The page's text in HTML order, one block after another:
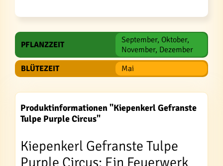
PFLANZZEIT
September, Oktober,
November, Dezember
BLÜTEZEIT
Mai
Produktinformationen "Kiepenkerl Gefranste
Tulpe Purple Circus"
Kiepenkerl Gefranste Tulpe
Purple Circus: Ein Feuerwerk